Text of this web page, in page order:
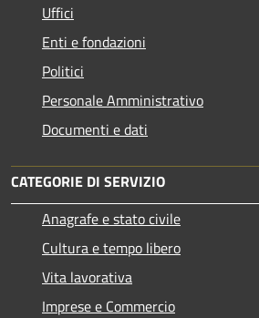
Uffici
Enti e fondazioni
Politici
Personale Amministrativo
Documenti e dati
CATEGORIE DI SERVIZIO
Anagrafe e stato civile
Cultura e tempo libero
Vita lavorativa
Imprese e Commercio